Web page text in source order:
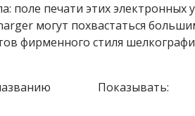
поле печати этих
могут похвастаться
фирменного стиля
Показывать: